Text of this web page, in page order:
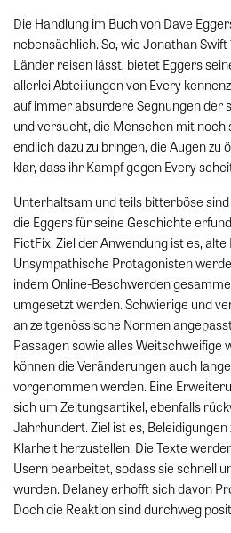
Die Handlung im Buch von Dave
nebensächlich. So, wie Jonathan
Länder reisen lässt, bietet Eggers
allerlei Abteiliungen von Every
auf immer absurdere Segnungen der
und versucht, die Menschen mit
endlich dazu zu bringen, die Augen zu
klar, dass ihr Kampf gegen Every
Unterhaltsam und teils bitterböse
die Eggers für seine Geschichte
FictFix. Ziel der Anwendung ist es,
Unsympathische Protagonisten
indem Online-Beschwerden
umgesetzt werden. Schwierige und
an zeitgenössische Normen
Passagen sowie alles Weitschweifige
können die Veränderungen auch
vorgenommen werden. Eine
sich um Zeitungsartikel, ebenfalls
Jahrhundert. Ziel ist es,
Klarheit herzustellen. Die Texte
Usern bearbeitet, sodass sie schnell
wurden. Delaney erhofft sich davon
Doch die Reaktion sind durchweg